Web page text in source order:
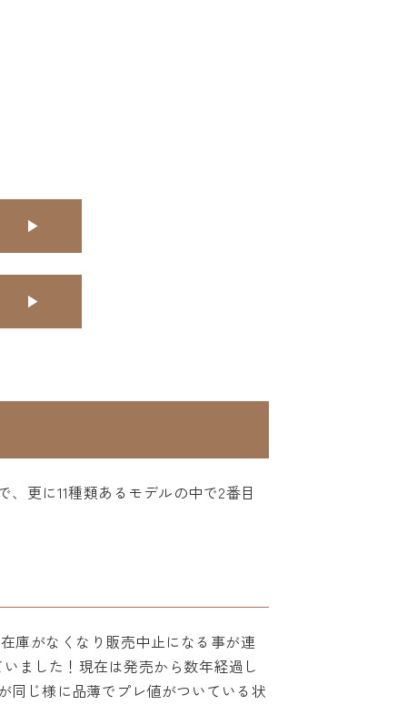
更に11種類あるモデルの中で2番目
庫がなくなり販売中止になる事が連
ました！現在は発売から数年経過し
じ様に品薄でプレ値がついている状